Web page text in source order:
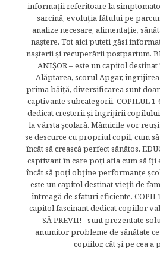
informaţii referitoare la
sarcină, evoluţia fătului pe
analize necesare, alimentaţie,
naştere. Tot aici puteti găsi
naşterii şi recuperării postpartum.
ANIŞOR – este un capitol
Alăptarea, scorul Apgar,
prima băiţă, diversificarea sunt
captivante subcategorii. COPILUL
dedicat creşterii şi îngrijirii
la vârsta şcolară. Mămicile vor
se descurce cu propriul copil, cum
încât să crească perfect sănătos.
captivant în care poţi afla cum să îţi
încât să poţi obţine performanţe
este un capitol destinat vieţii de
întreagă de sfaturi eficiente. COPII
capitol fascinant dedicat copiilor
SĂ PREVII! –sunt prezentate
anumitor probleme de sănătate
copiilor, cât şi pe cea a